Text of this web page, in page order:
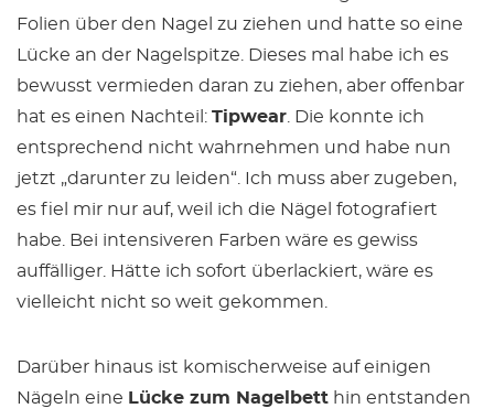
Folien über den Nagel zu ziehen und hatte so eine
Lücke an der Nagelspitze. Dieses mal habe ich es
bewusst vermieden daran zu ziehen, aber offenbar
hat es einen Nachteil: Tipwear. Die konnte ich
entsprechend nicht wahrnehmen und habe nun
jetzt „darunter zu leiden“. Ich muss aber zugeben,
es fiel mir nur auf, weil ich die Nägel fotografiert
habe. Bei intensiveren Farben wäre es gewiss
auffälliger. Hätte ich sofort überlackiert, wäre es
vielleicht nicht so weit gekommen.
Darüber hinaus ist komischerweise auf einigen
Nägeln eine Lücke zum Nagelbett hin entstanden